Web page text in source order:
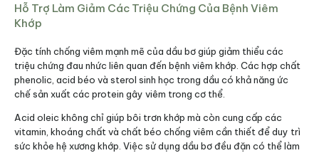
Hỗ Trợ Làm Giảm Các Triệu Chứng Của Bệnh Viêm
Khớp
Đặc tính chống viêm mạnh mẽ của dầu bơ giúp giảm thiểu các
triệu chứng đau nhức liên quan đến bệnh viêm khớp. Các hợp chất
phenolic, acid béo và sterol sinh học trong dầu có khả năng ức
chế sản xuất các protein gây viêm trong cơ thể.​
Acid oleic không chỉ giúp bôi trơn khớp mà còn cung cấp các
vitamin, khoáng chất và chất béo chống viêm cần thiết để duy trì
sức khỏe hệ xương khớp. Việc sử dụng dầu bơ đều đặn có thể làm